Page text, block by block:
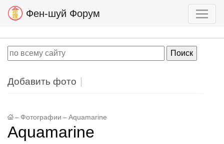
Фен-шуй Форум
Добавить фото
– Фотографии – Aquamarine
Aquamarine